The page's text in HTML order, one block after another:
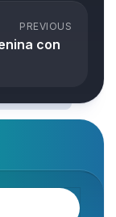
PREVIOUS
con